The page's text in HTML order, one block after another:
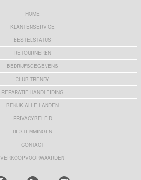
HOME
KLANTENSERVICE
BESTELSTATUS
RETOURNEREN
BEDRIJFSGEGEVENS
CLUB TRENDY
REPARATIE HANDLEIDING
BEKIJK ALLE LANDEN
PRIVACYBELEID
BESTEMMINGEN
CONTACT
VERKOOPVOORWAARDEN